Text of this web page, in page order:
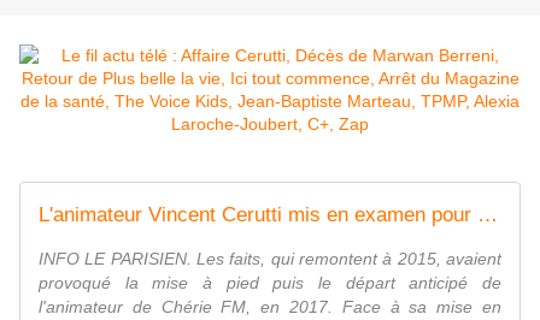
L'animateur Vincent Cerutti mis en examen pour avoir mordu les fesses d'une collaboratrice
INFO LE PARISIEN. Les faits, qui remontent à 2015, avaient
provoqué la mise à pied puis le départ anticipé de
l'animateur de Chérie FM, en 2017. Face à sa mise en